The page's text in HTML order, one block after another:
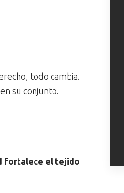
todo cambia.
su conjunto.
fortalece el tejido